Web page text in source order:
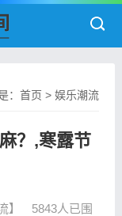
：首页 >娱乐潮流
？,寒露节
】
5843人已围